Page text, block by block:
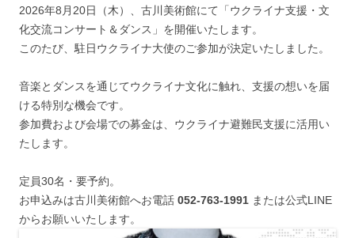
2026年8月20日（木）、古川美術館にて「ウクライナ支援・文
化交流コンサート＆ダンス」を開催いたします。
このたび、駐日ウクライナ大使のご参加が決定いたしました。
音楽とダンスを通じてウクライナ文化に触れ、支援の想いを届
ける特別な機会です。
参加費および会場での募金は、ウクライナ避難民支援に活用い
たします。
定員30名・要予約。
お申込みは古川美術館へお電話 052-763-1991 または公式LINE
からお願いいたします。